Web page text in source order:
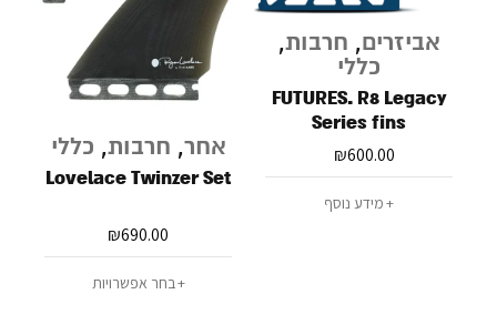
אביזרים, חרבות,
כללי
FUTURES. R8 Legacy
Series fins
₪600.00
מידע נוסף
אחר, חרבות, כללי
Lovelace Twinzer Set
₪690.00
בחר אפשרויות